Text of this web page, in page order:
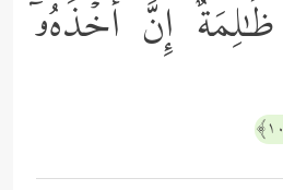
إِنَّ أَخۡذَهُۥۤ